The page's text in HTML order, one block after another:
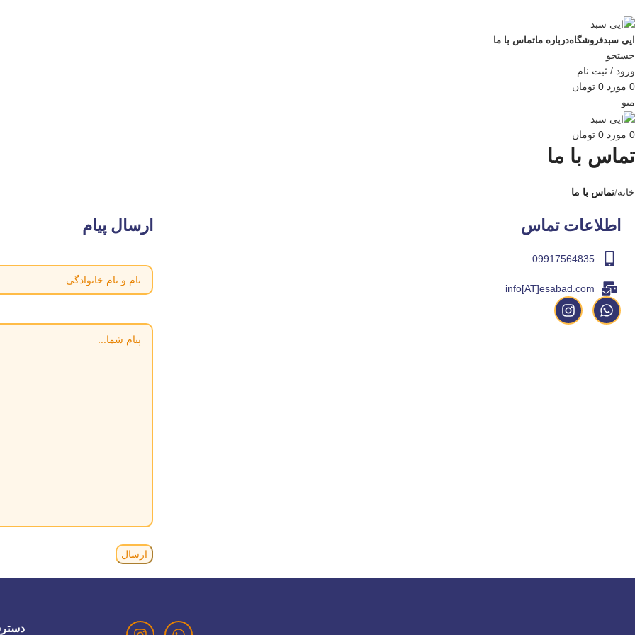
ایی سبدفروشگاهدرباره ماتماس با ما
جستجو
ورود / ثبت نام
0 مورد 0 تومان
منو
0 مورد 0 تومان
تماس با ما
خانه تماس با ما
اطلاعات تماس
09917564835
info[AT]esabad.com
ارسال پیام
نام و نام
خانوادگی
پیام
شما